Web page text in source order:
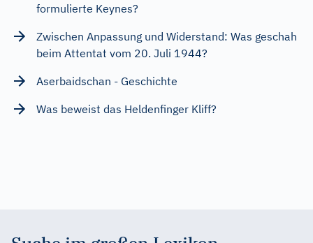
formulierte Keynes?
Zwischen Anpassung und Widerstand: Was geschah
beim Attentat vom 20. Juli 1944?
Aserbaidschan - Geschichte
Was beweist das Heldenfinger Kliff?